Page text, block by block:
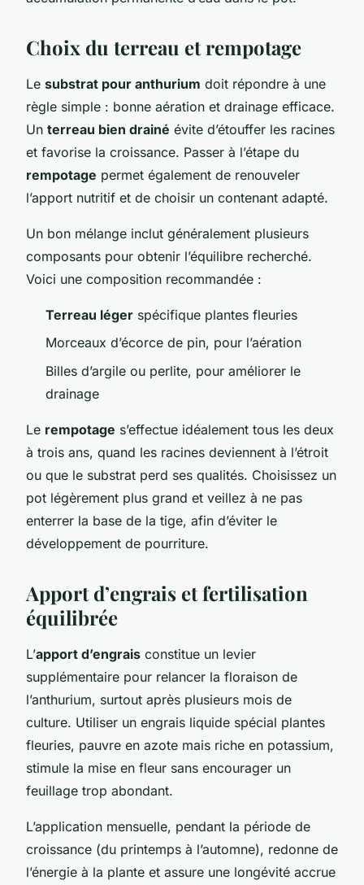
Choix du terreau et rempotage
Le substrat pour anthurium doit répondre à une
règle simple : bonne aération et drainage efficace.
Un terreau bien drainé évite d’étouffer les racines
et favorise la croissance. Passer à l’étape du
rempotage permet également de renouveler
l’apport nutritif et de choisir un contenant adapté.
Un bon mélange inclut généralement plusieurs
composants pour obtenir l’équilibre recherché.
Voici une composition recommandée :
Terreau léger spécifique plantes fleuries
Morceaux d’écorce de pin, pour l’aération
Billes d’argile ou perlite, pour améliorer le
drainage
Le rempotage s’effectue idéalement tous les deux
à trois ans, quand les racines deviennent à l’étroit
ou que le substrat perd ses qualités. Choisissez un
pot légèrement plus grand et veillez à ne pas
enterrer la base de la tige, afin d’éviter le
développement de pourriture.
Apport d’engrais et fertilisation
équilibrée
L’apport d’engrais constitue un levier
supplémentaire pour relancer la floraison de
l’anthurium, surtout après plusieurs mois de
culture. Utiliser un engrais liquide spécial plantes
fleuries, pauvre en azote mais riche en potassium,
stimule la mise en fleur sans encourager un
feuillage trop abondant.
L’application mensuelle, pendant la période de
croissance (du printemps à l’automne), redonne de
l’énergie à la plante et assure une longévité accrue